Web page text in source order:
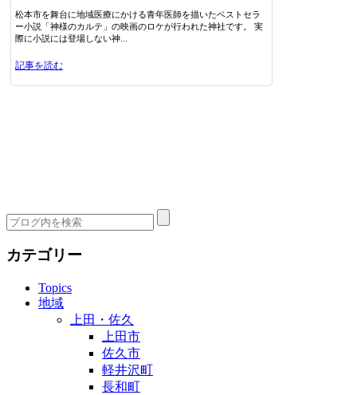
松本市を舞台に地域医療にかける青年医師を描いたベストセラ
ー小説「神様のカルテ」の映画のロケが行われた神社です。 実
際に小説には登場しない神...
記事を読む
カテゴリー
Topics
地域
上田・佐久
上田市
佐久市
軽井沢町
長和町